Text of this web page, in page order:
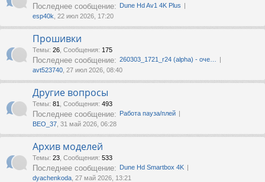
Последнее сообщение: Dune Hd Av1 4K Plus
esp40k , 22 июл 2026, 17:20
Прошивки
Темы: 26 Сообщения: 175
Последнее сообщение: 260303_1721_r24 (alpha) - оче…
avt523740 , 27 июл 2026, 08:40
Другие вопросы
Темы: 81 Сообщения: 493
Последнее сообщение: Работа пауза/плей
ВЕО_37 , 31 май 2026, 06:28
Архив моделей
Темы: 23 Сообщения: 533
Последнее сообщение: Dune Hd Smartbox 4K
dyachenkoda , 27 май 2026, 13:21